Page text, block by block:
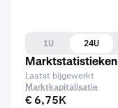
1U 24U
Marktstatistieken
Laatst bijgewerkt
Marktkapitalisatie
€ 6,75K